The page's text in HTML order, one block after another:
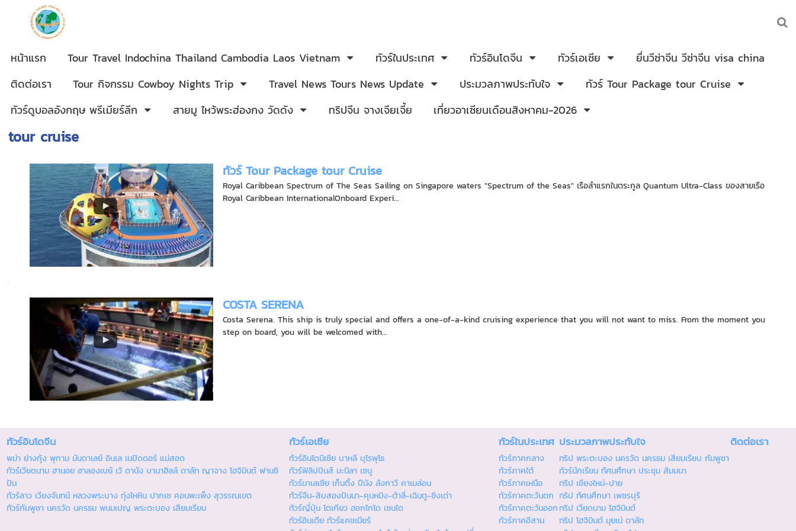
หน้าแรก Tour Travel Indochina Thailand Cambodia Laos Vietnam ทัวร์ในประเทศ ทัวร์อินโดจีน ทัวร์เอเซีย
ยื่นวีซ่าจีน วีซ่าจีน visa china
ติดต่อเรา
Tour กิจกรรม Cowboy Nights Trip Travel News Tours News Update ประมวลภาพประทับใจ
ทัวร์ Tour Package tour Cruise
ทัวร์ดูบอลอังกฤษ พรีเมียร์ลีก
สายมู ไหว้พระฮ่องกง วัดดัง ทริปจีน จางเจียเจี้ย เที่ยวอาเซียนเดือนสิงหาคม-2026
tour cruise
ทัวร์ Tour Package tour Cruise
Royal Caribbean Spectrum of The Seas Sailing on Singapore waters "Spectrum of the Seas" เรือลำแรกในตระกูล Quantum Ultra-Class ของสายเรือ
Royal Caribbean InternationalOnboard Experi...
COSTA SERENA
Costa Serena. This ship is truly special and offers a one-of-a-kind cruising experience that you will not want to miss. From the moment you
step on board, you will be welcomed with...
ทัวร์อินโดจีน
พม่า ย่างกุ้ง พุกาม มันดาเลย์ อินเล เนปิดดอร์ แม่สอด
ทัวร์เวียดนาม ฮานอย ฮาลองเบย์ เว้ ดานัง บานาฮิลล์ ดาลัท ญาจาง โฮจิมินต์ ฟานซิ
ปัน
ทัวร์ลาว เวียงจันทน์ หลวงพระบาง ทุ่งไหหิน ปากเซ คอนพะเพ็ง สุวรรณเขต
ทัวร์กัมพูชา นครวัด นครธม พนมเปญ พระตะบอง เสียมเรียบ
ทัวร์เอเซีย
ทัวร์อินโดนีเซีย บาหลี บุโรพุโธ
ทัวร์ฟิลิปปินส์ มะนิลา เซบู
ทัวร์มาเลเซีย เก็นติ้ง ปีนัง ลังกาวี คาเมล่อน
ทัวร์จีน-สิบสองปันนา-คุนหมิง-ต้าลี่-เฉินตู-ชิงเต่า
ทัวร์ญี่ปุ่น โตเกียว ฮอกไกโด เซนได
ทัวร์อินเดีย ทัวร์แคชเมียร์
ทัวร์ในประเทศ
ทัวร์ภาคกลาง
ทัวร์ภาคใต้
ทัวร์ภาคเหนือ
ทัวร์ภาคตะวันตก
ทัวร์ภาคตะวันออก
ทัวร์ภาคอีสาน
ประมวลภาพประทับใจ
ทริป พระตะบอง นครวัด นครธม เสียมเรียบ กัมพูชา
ทัวร์นักเรียน ทัศนศึกษา ประชุม สัมมนา
ทริป เชียงใหม่-ปาย
ทริป ทัศนศึกษา เพชรบุรี
ทริป เวียดนาม โฮจิมินต์
ทริป โฮจิมินต์ มุยเน่ ดาลัท
ติดต่อเรา